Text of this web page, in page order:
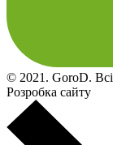
© 2021. GoroD.
Розробка сайту